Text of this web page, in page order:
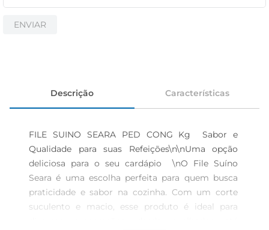
ENVIAR
Descrição Características
FILE SUINO SEARA PED CONG Kg  Sabor e
Qualidade para suas Refeições\n\nUma opção
deliciosa para o seu cardápio  \nO File Suíno
Seara é uma escolha perfeita para quem busca
praticidade e sabor na cozinha. Com um corte
suculento e macio, esse produto é ideal para